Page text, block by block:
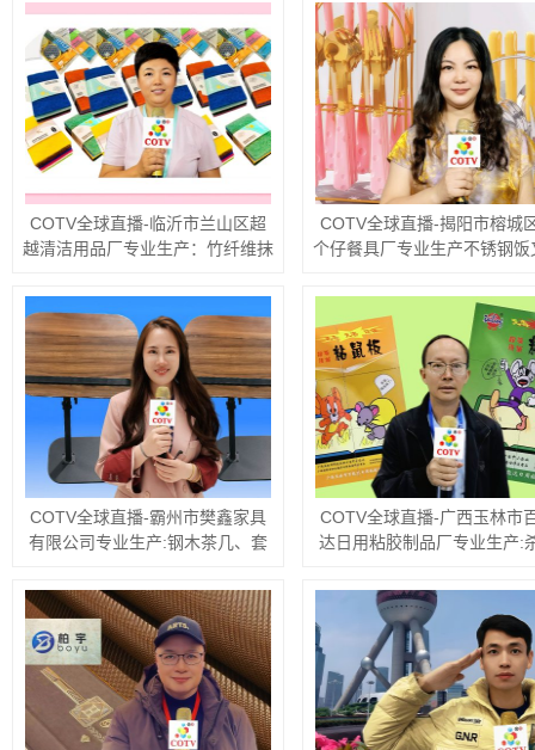
COTV全球直播-邵东市魏家镇霞
光电器厂专业生产：各种鸟笼系
取暖器配件、网罩、铝锅、塑料
件、五金件、电风扇风页等全套配
件等产品，欢迎大家光临！
COTV全球直播-浙江备备多
科技有限公司研发运行“淘备
数控车床、电动叉车、龙门加
设备解决方案的运行服务，欢
家光临！
COTV全球直播-潮州市潮安区彩
塘镇鹏利五金制品厂专业生产“鹏
盘、烝鱼盘、汤锅、大反边调料
缸、韩式奶锅、组合干锅、无磁多
用盆等不锈钢产品，欢迎大家光
临！
COTV全球直播-台州市金豪
制品有限公司专业生产：仓
架、托盘、展示架、工具车、
钣金、激光切割、数控折弯、
货架等产品，欢迎大家光临